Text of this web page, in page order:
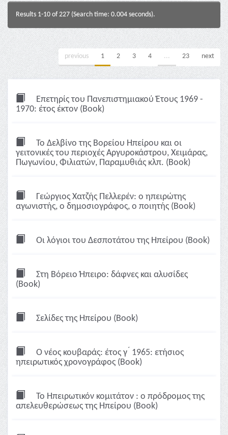
Results 1-10 of 227 (Search time: 0.004 seconds).
previous 1 2 3 4 ... 23 next
Επετηρίς του Πανεπιστημιακού Έτους 1969 -
1970: έτος έκτον (Book)
Το Δελβίνο της Βορείου Ηπείρου και οι
γειτονικές του περιοχές Αργυροκάστρου, Χειμάρας,
Πωγωνίου, Φιλιατών, Παραμυθιάς κλπ. (Book)
Γεώργιος Χατζής Πελλερέν: ο ηπειρώτης
αγωνιστής, ο δημοσιογράφος, ο ποιητής (Book)
Οι λόγιοι του Δεσποτάτου της Ηπείρου (Book)
Στη Βόρειο Ήπειρο: δάφνες και αλυσίδες
(Book)
Σελίδες της Ηπείρου (Book)
Ο νέος κουβαράς: έτος γ ́ 1965: ετήσιος
ηπειρωτικός χρονογράφος (Book)
Το Ηπειρωτικόν κομιτάτον : ο πρόδρομος της
απελευθερώσεως της Ηπείρου (Book)